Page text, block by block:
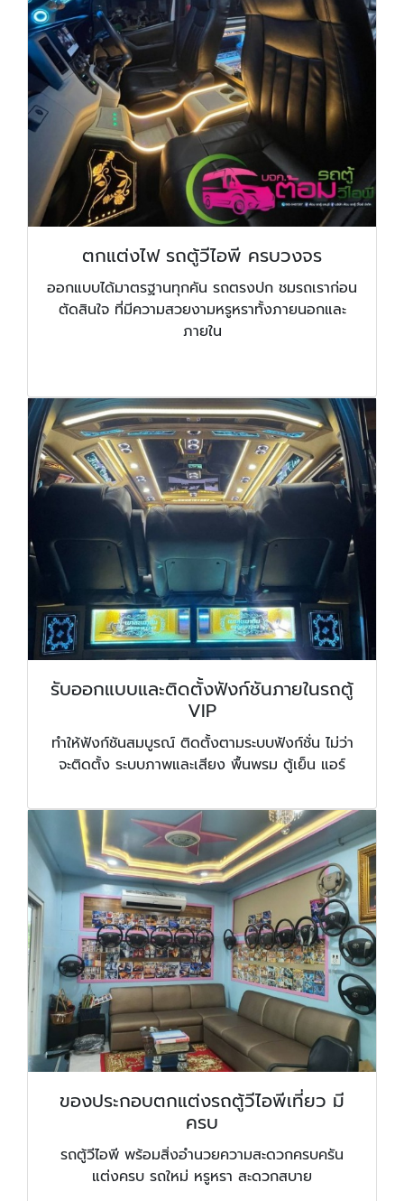
ตกแต่งไฟ รถตู้วีไอพี ครบวงจร
ออกแบบได้มาตรฐานทุกคัน รถตรงปก ชมรถเราก่อน
ตัดสินใจ ที่มีความสวยงามหรูหราทั้งภายนอกและ
ภายใน
รับออกแบบและติดตั้งฟังก์ชันภายในรถตู้
VIP
ทำให้ฟังก์ชันสมบูรณ์ ติดตั้งตามระบบฟังก์ชั่น ไม่ว่า
จะติดตั้ง ระบบภาพและเสียง พื้นพรม ตู้เย็น แอร์
ของประกอบตกแต่งรถตู้วีไอพีเที่ยว มี
ครบ
รถตู้วีไอพี พร้อมสิ่งอำนวยความสะดวกครบครัน
แต่งครบ รถใหม่ หรูหรา สะดวกสบาย